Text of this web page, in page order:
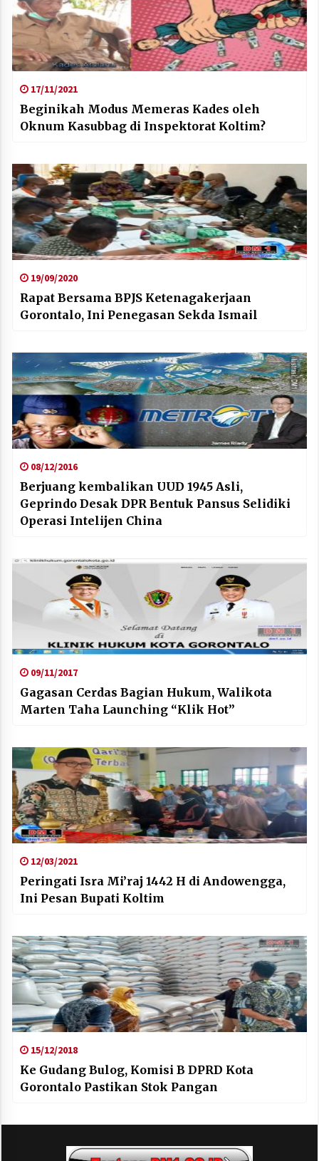
17/11/2021
Beginikah Modus Memeras Kades oleh
Oknum Kasubbag di Inspektorat Koltim?
19/09/2020
Rapat Bersama BPJS Ketenagakerjaan
Gorontalo, Ini Penegasan Sekda Ismail
08/12/2016
Berjuang kembalikan UUD 1945 Asli,
Geprindo Desak DPR Bentuk Pansus Selidiki
Operasi Intelijen China
09/11/2017
Gagasan Cerdas Bagian Hukum, Walikota
Marten Taha Launching “Klik Hot”
12/03/2021
Peringati Isra Mi’raj 1442 H di Andowengga,
Ini Pesan Bupati Koltim
15/12/2018
Ke Gudang Bulog, Komisi B DPRD Kota
Gorontalo Pastikan Stok Pangan